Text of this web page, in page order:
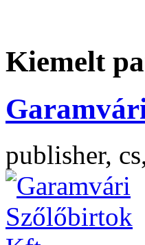
Kiemelt
publisher,